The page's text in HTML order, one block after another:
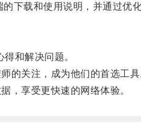
载和使用说明，并通过优化
和解决问题。
关注，成为他们的首选工具
享受更快速的网络体验。